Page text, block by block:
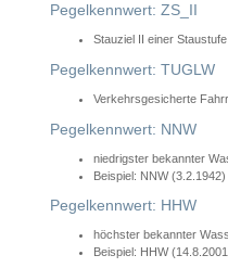
Pegelkennwert: ZS_II
Stauziel II einer
Pegelkennwert: TUGLW
Verkehrsgesicherte
Pegelkennwert: NNW
niedrigster bekannter
Beispiel: NNW
Pegelkennwert: HHW
höchster bekannter
Beispiel: HHW